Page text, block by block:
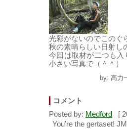
光彩がないのでこのぐ
秋の素晴らしい日射し
今回は取材が二つも
小さい写真で（＾＾）
by: 高力
コメント
Posted by: Medford [
You're the gertaset!